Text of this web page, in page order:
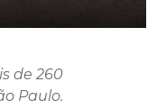
de 260
Paulo.